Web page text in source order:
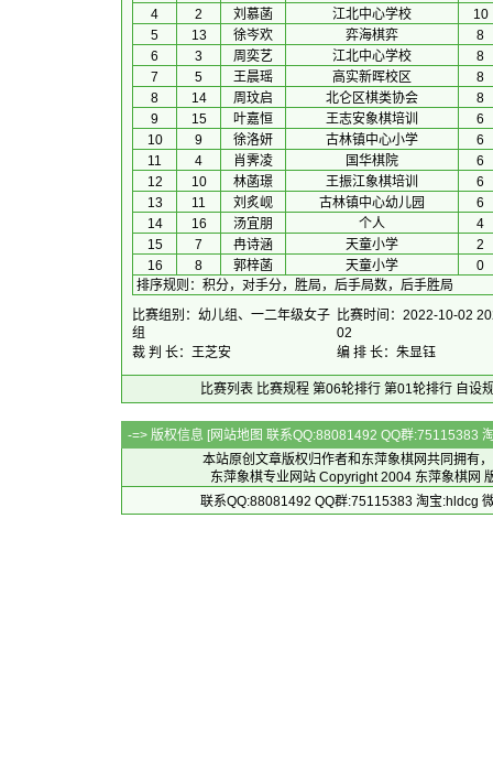
4
2 刘慕菡 江北中心学校
10
5
13 徐岑欢 弈海棋弈
8
6
3 周奕艺 江北中心学校
8
7
5 王晨瑶 高实新晖校区
8
8
14 周玟启 北仑区棋类协会
8
9
15 叶嘉恒 王志安象棋培训
6
10
9 徐洛妍 古林镇中心小学
6
11
4 肖霁凌 国华棋院
6
12
10 林菡璟 王振江象棋培训
6
13
11 刘炙岘 古林镇中心幼儿园
6
14
16 汤宜朋 个人
4
15
7 冉诗涵 天童小学
2
16
8 郭梓菡 天童小学
0
排序规则 ： 积分，对手分，胜局，后手局数，后手胜局
比赛组别：幼儿组、一二年级女子
组
比赛时间：2022-10-02
02
裁 判 长：王芝安
编 排 长：朱显钰
比赛列表 比赛规程 第06轮排行 第01轮排行 自设
-=> 版权信息 [网站地图 联系QQ:88081492 QQ群:75115383
本站原创文章版权归作者和 东萍象棋网共同拥有
东萍象棋专业网站 Copyright 2004 东萍象棋网
联系QQ:88081492 QQ群:75115383 淘宝:hldcg